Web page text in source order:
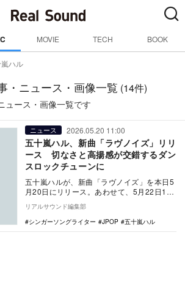
MOVIE TECH BOOK
ハル
・ニュース・画像一覧 (14件)
ュース・画像一覧です
ニュース 2026.05.20 11:00
五十嵐ハル、新曲「ラヴノイズ」リリ
ース 切なさと高揚感が交錯するダン
スロックチューンに
五十嵐ハルが、新曲「ラヴノイズ」を本日5
月20日にリリース。あわせて、5月22日19
時に同楽曲のMVが公開される。 新たな
五…
リアルサウンド編集部
シンガーソングライター
JPOP 五十嵐ハル